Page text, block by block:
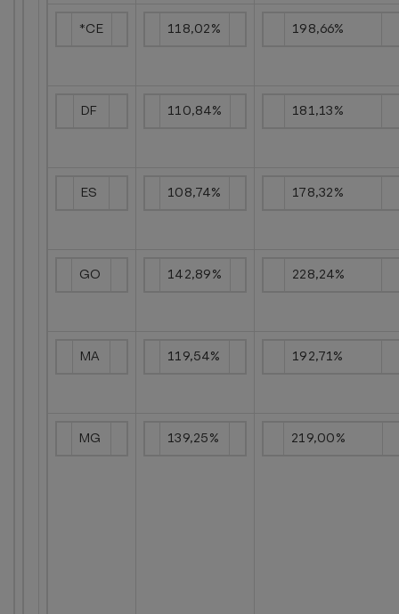
*CE 118,02% 198,66%
DF 110,84% 181,13%
ES 108,74% 178,32%
GO 142,89% 228,24%
MA 119,54% 192,71%
MG 139,25% 219,00%